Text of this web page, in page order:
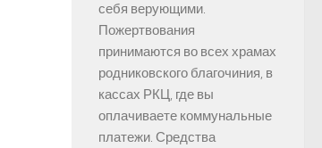
себя верующими.
Пожертвования
принимаются во всех храмах
родниковского благочиния, в
кассах РКЦ, где вы
оплачиваете коммунальные
платежи. Средства